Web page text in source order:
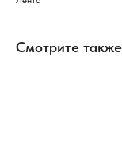
Смотрите также